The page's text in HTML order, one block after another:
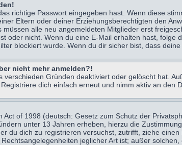
richtige Passwort eingegeben hast. Wenn diese
Eltern oder deiner Erziehungsberechtigten den
alle neu angemeldeten Mitglieder erst
oder nicht. Wenn du eine E-Mail erhalten hast,
blockiert wurde. Wenn du dir sicher bist, dass
nicht mehr anmelden?!
Gründen deaktiviert oder gelöscht hat.
dich einfach erneut und nimm aktiv an den
of 1998 (deutsch: Gesetz zum Schutz der
unter 13 Jahren erheben, hierzu die
du dich zu registrieren versuchst, zutrifft, ziehe
jeglicher Art ist; außer